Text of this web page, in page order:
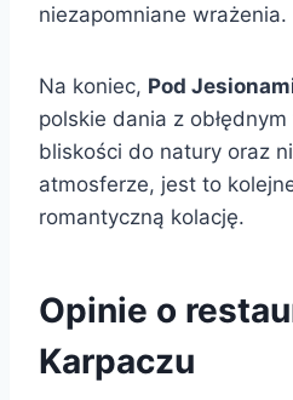
niezapomniane wrażenia.
Na koniec, Pod
polskie dania z
bliskości do natury oraz
atmosferze, jest to
romantyczną kolację.
Opinie o
Karpaczu